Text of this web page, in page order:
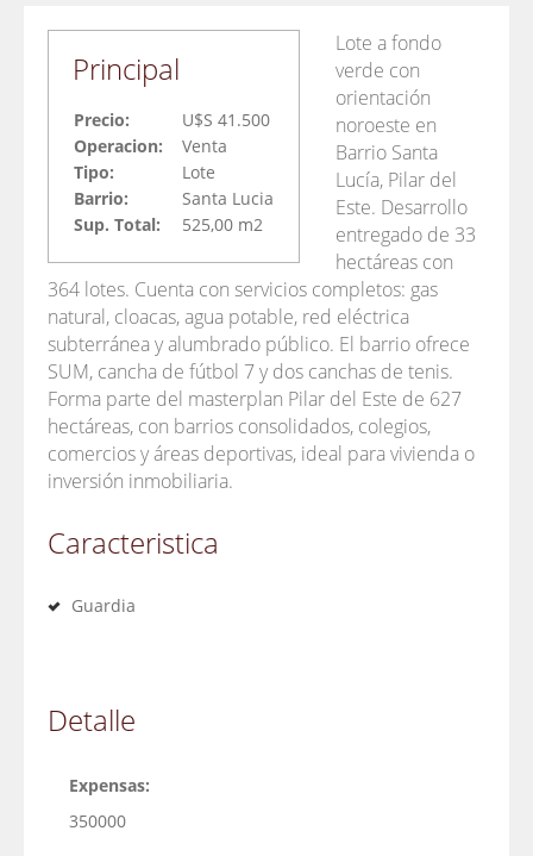
Principal
Precio:
U$S 41.500
Operacion:
Venta
Tipo:
Lote
Barrio:
Santa Lucia
Sup. Total:
525,00 m2
Lote a fondo
verde con
orientación
noroeste en
Barrio Santa
Lucía, Pilar del
Este. Desarrollo
entregado de 33
hectáreas con
364 lotes. Cuenta con servicios completos: gas
natural, cloacas, agua potable, red eléctrica
subterránea y alumbrado público. El barrio ofrece
SUM, cancha de fútbol 7 y dos canchas de tenis.
Forma parte del masterplan Pilar del Este de 627
hectáreas, con barrios consolidados, colegios,
comercios y áreas deportivas, ideal para vivienda o
inversión inmobiliaria.
Caracteristica
Guardia
Detalle
Expensas:
350000